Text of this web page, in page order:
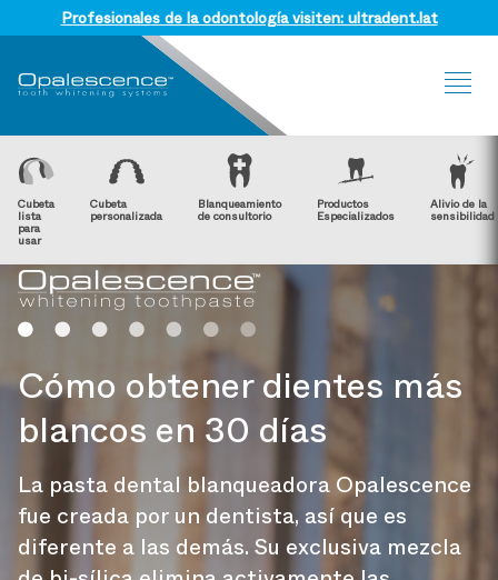
Profesionales de la odontología visiten: ultradent.lat
Cubeta
lista
para
usar
Cubeta
personalizada
Blanqueamiento
de consultorio
Productos
Especializados
Alivio de la
sensibilidad
Cómo obtener dientes más
blancos en 30 días
La pasta dental blanqueadora Opalescence
fue creada por un dentista, así que es
diferente a las demás. Su exclusiva mezcla